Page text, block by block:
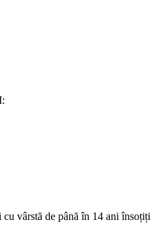
vârstă de până în 14 ani însoțiți